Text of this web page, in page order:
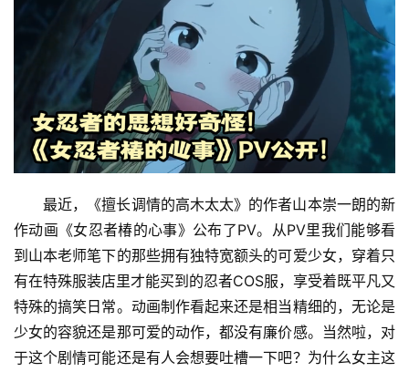
最近，《擅长调情的高木太太》的作者山本崇一朗的新
作动画《女忍者椿的心事》公布了PV。从PV里我们能够看
到山本老师笔下的那些拥有独特宽额头的可爱少女，穿着只
有在特殊服装店里才能买到的忍者COS服，享受着既平凡又
特殊的搞笑日常。动画制作看起来还是相当精细的，无论是
少女的容貌还是那可爱的动作，都没有廉价感。当然啦，对
于这个剧情可能还是有人会想要吐槽一下吧？为什么女主这